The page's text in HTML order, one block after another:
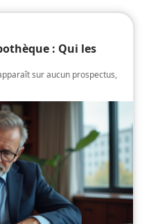
: Qui les
sur aucun prospectus,